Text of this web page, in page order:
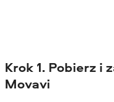
Krok 1. Pobierz i
Movavi